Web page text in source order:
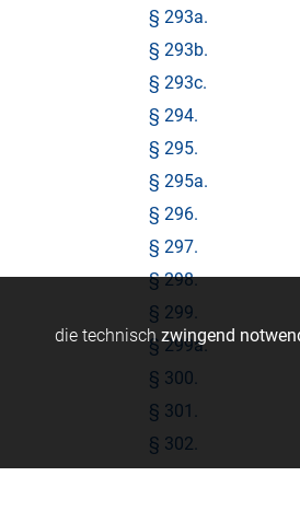
§ 293a.
§ 293b.
§ 293c.
§ 294.
§ 295.
§ 295a.
§ 296.
§ 297.
§ 298.
§ 299.
§ 299a.
§ 300.
§ 301.
§ 302.
die technischzwingend